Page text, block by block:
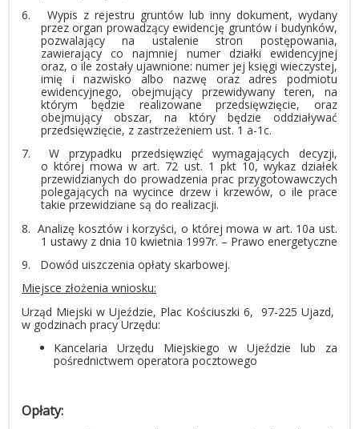
6.
Wypis z rejestru gruntów lub inny dokument, wydany
przez organ prowadzący ewidencję gruntów i budynków,
pozwalający na ustalenie stron postępowania,
zawierający co najmniej numer działki ewidencyjnej
oraz, o ile zostały ujawnione: numer jej księgi wieczystej,
imię i nazwisko albo nazwę oraz adres podmiotu
ewidencyjnego, obejmujący przewidywany teren, na
którym będzie realizowane przedsięwzięcie, oraz
obejmujący obszar, na który będzie oddziaływać
przedsięwzięcie, z zastrzeżeniem ust. 1 a-1c.
7.
W przypadku przedsięwzięć wymagających decyzji,
o której mowa w art. 72 ust. 1 pkt 10, wykaz działek
przewidzianych do prowadzenia prac przygotowawczych
polegających na wycince drzew i krzewów, o ile prace
takie przewidziane są do realizacji.
8. Analizę kosztów i korzyści, o której mowa w art. 10a ust.
1 ustawy z dnia 10 kwietnia 1997r. – Prawo energetyczne
9.
Dowód uiszczenia opłaty skarbowej.
Miejsce złożenia wniosku:
Urząd Miejski w Ujeździe, Plac Kościuszki 6, 97-225 Ujazd,
w godzinach pracy Urzędu:
Kancelaria Urzędu Miejskiego w Ujeździe lub za
pośrednictwem operatora pocztowego
Opłaty: